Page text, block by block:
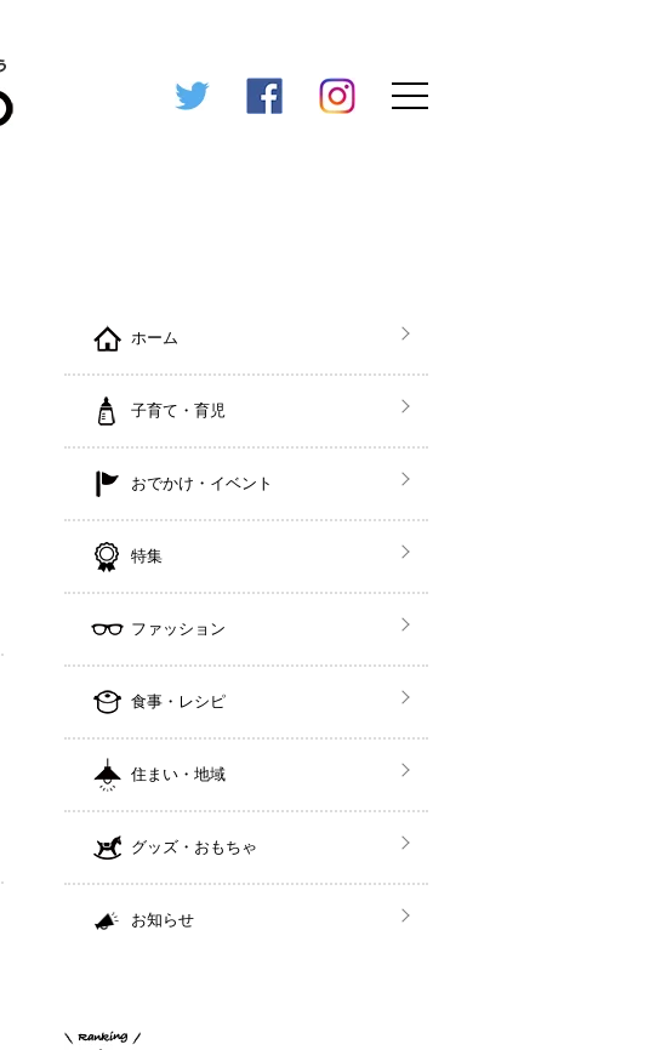
ホーム
子育て・育児
おでかけ・イベント
特集
ファッション
食事・レシピ
住まい・地域
グッズ・おもちゃ
お知らせ